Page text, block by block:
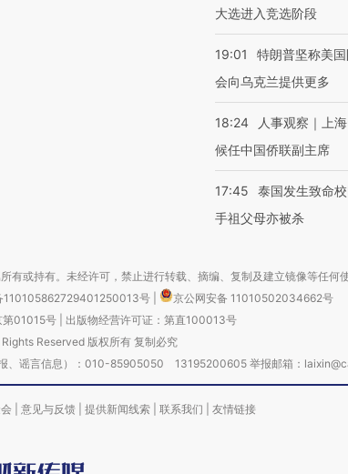
大选进入竞选阶段
19:01
特朗普坚称美
会向乌克兰提供更多
18:24
人事观察｜上
候任中国侨联副主席
17:45
泰国发生致命
手祖父母亦被杀
或持有。未经许可，禁止进行转载、摘编、复制及建立镜像等任何使
110105862729401250013号
京公网安备 11010502034662号
第01015号| 出版物经营许可证：第直100013号
Reserved 版权所有 复制必究
、谣言信息）：010-85905050 13195200605 举报邮箱：
意见与反馈 提供新闻线索 联系我们 友情链接